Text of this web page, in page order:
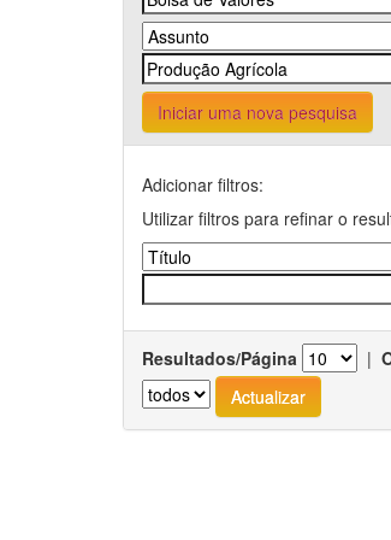
Iniciar uma nova pesquisa
Adicionar filtros:
Utilizar filtros para refinar o
Resultados/Página |